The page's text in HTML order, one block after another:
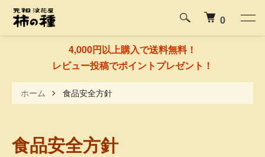
4,000円以上購入で送料無料！
レビュー投稿でポイントプレゼント！
0
ホーム 食品安全方針
食品安全方針